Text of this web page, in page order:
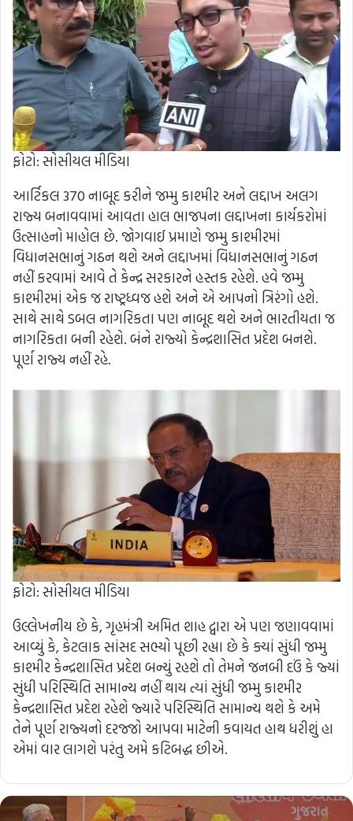
ફોટો: સોસીયલ મીડિયા
આર્ટિકલ 370 નાબૂદ કરીને જમ્મુ કાશ્મીર અને લદ્દાખ અલગ
રાજ્ય બનાવવામાં આવતા હાલ ભાજપના લદ્દાખના કાર્યકરોમાં
ઉત્સાહનો માહોલ છે. જોગવાઈ પ્રમાણે જમ્મુ કાશ્મીરમાં
વિધાનસભાનું ગઠન થશે અને લદ્દાખમાં વિધાનસભાનું ગઠન
નહીં કરવામાં આવે તે કેન્દ્ર સરકારને હસ્તક રહેશે. હવે જમ્મુ
કાશ્મીરમાં એક જ રાષ્ટ્રધ્વજ હશે અને એ આપનો ત્રિરંગો હશે.
સાથે સાથે ડબલ નાગરિકતા પણ નાબૂદ થશે અને ભારતીયતા જ
નાગરિકતા બની રહેશે. બંને રાજ્યો કેન્દ્રશાસિત પ્રદેશ બનશે.
પૂર્ણ રાજ્ય નહીં રહે.
ફોટો: સોસીયલ મીડિયા
ઉલ્લેખનીય છે કે, ગૃહમંત્રી અમિત શાહ દ્વારા એ પણ જણાવવામાં
આવ્યું કે, કેટલાક સાંસદ સભ્યો પૂછી રહ્યા છે કે ક્યાં સુંધી જમ્મુ
કાશ્મીર કેન્દ્રશાસિત પ્રદેશ બન્યું રહશે તો તેમને જનબી દઉં કે જ્યાં
સુંધી પરિસ્થિતિ સામાન્ય નહીં થાય ત્યાં સુંધી જમ્મુ કાશ્મીર
કેન્દ્રશાસિત પ્રદેશ રહેશે જ્યારે પરિસ્થિતિ સામાન્ય થશે કે અમે
તેને પૂર્ણ રાજ્યનો દરજ્જો આપવા માટેની કવાયત હાથ ધરીશું હા
એમાં વાર લાગશે પરંતુ અમે કટિબદ્ધ છીએ.